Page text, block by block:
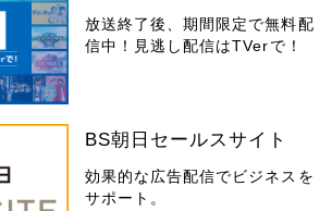
放送終了後、期間限定で無料配
信中！見逃し配信はTVerで！
BS朝日セールスサイト
効果的な広告配信でビジネスを
サポート。